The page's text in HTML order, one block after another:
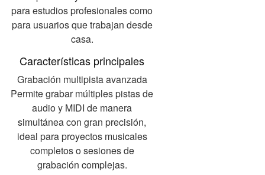
para estudios profesionales como
para usuarios que trabajan desde
casa.
Características principales
Grabación multipista avanzada
Permite grabar múltiples pistas de
audio y MIDI de manera
simultánea con gran precisión,
ideal para proyectos musicales
completos o sesiones de
grabación complejas.